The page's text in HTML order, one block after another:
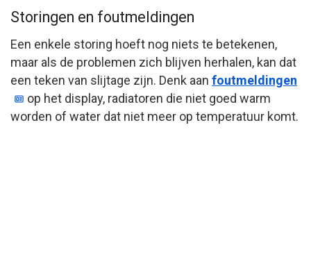
Storingen en foutmeldingen
Een enkele storing hoeft nog niets te betekenen,
maar als de problemen zich blijven herhalen, kan dat
een teken van slijtage zijn. Denk aan foutmeldingen
op het display, radiatoren die niet goed warm
worden of water dat niet meer op temperatuur komt.